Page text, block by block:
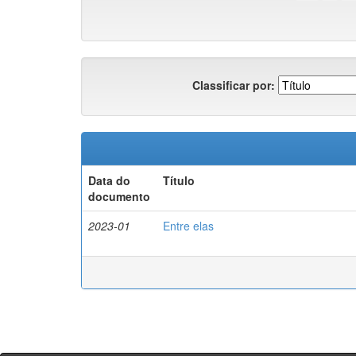
Classificar por:
Data do
documento
Título
2023-01 Entre elas